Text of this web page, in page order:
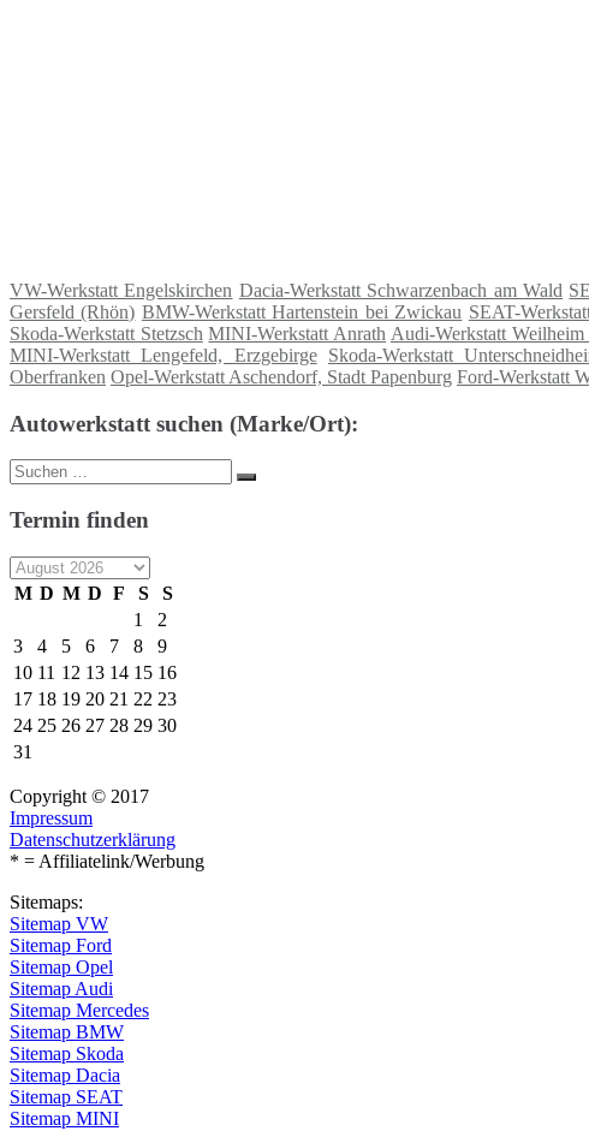
VW-Werkstatt Engelskirchen Dacia-Werkstatt Schwarzenbach am Wald
Gersfeld (Rhön) BMW-Werkstatt Hartenstein bei Zwickau SEAT-
Skoda-Werkstatt Stetzsch MINI-Werkstatt Anrath Audi-Werkstatt Weilheim
MINI-Werkstatt Lengefeld, Erzgebirge
Skoda-Werkstatt
Oberfranken Opel-Werkstatt Aschendorf, Stadt Papenburg Ford-Werkstatt
Autowerkstatt suchen (Marke/Ort):
Suche
nach:
Suchen
Termin finden
M D M D F S
S
1
2
3
4 5 6 7 8
9
10 11 12 13 14 15 16
17 18 19 20 21 22 23
24 25 26 27 28 29 30
31
Copyright © 2017
Impressum
Datenschutzerklärung
* = Affiliatelink/Werbung
Sitemaps:
Sitemap VW
Sitemap Ford
Sitemap Opel
Sitemap Audi
Sitemap Mercedes
Sitemap BMW
Sitemap Skoda
Sitemap Dacia
Sitemap SEAT
Sitemap MINI